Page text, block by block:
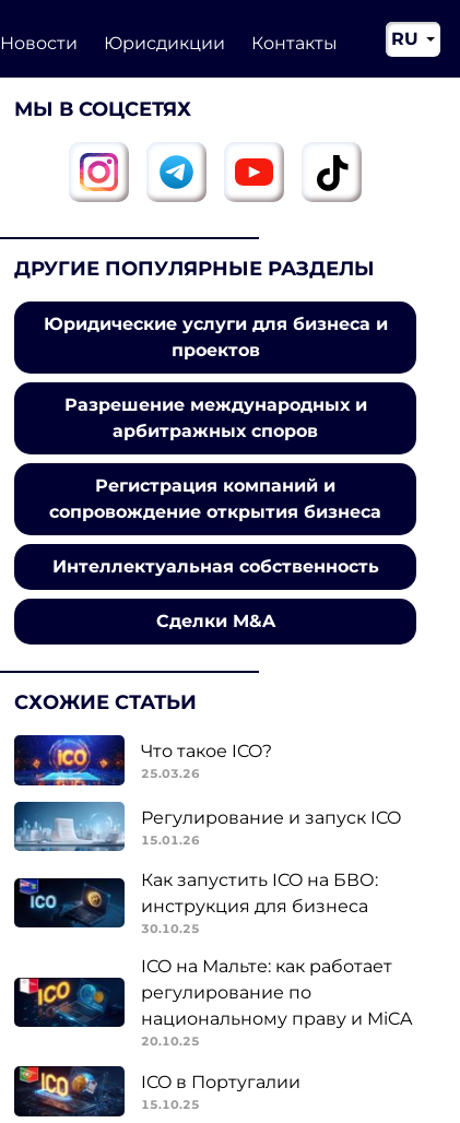
Новости Юрисдикции Контакты
RU
EN
МЫ В СОЦСЕТЯХ
ДРУГИЕ ПОПУЛЯРНЫЕ РАЗДЕЛЫ
Юридические услуги для бизнеса и
проектов
Разрешение международных и
арбитражных споров
Регистрация компаний и
сопровождение открытия бизнеса
Интеллектуальная собственность
Сделки M&A
СХОЖИЕ СТАТЬИ
Что такое ICO?
25.03.26
Регулирование и запуск ICO
15.01.26
Как запустить ICO на БВО:
инструкция для бизнеса
30.10.25
ICO на Мальте: как работает
регулирование по
национальному праву и MiCA
20.10.25
ICO в Португалии
15.10.25